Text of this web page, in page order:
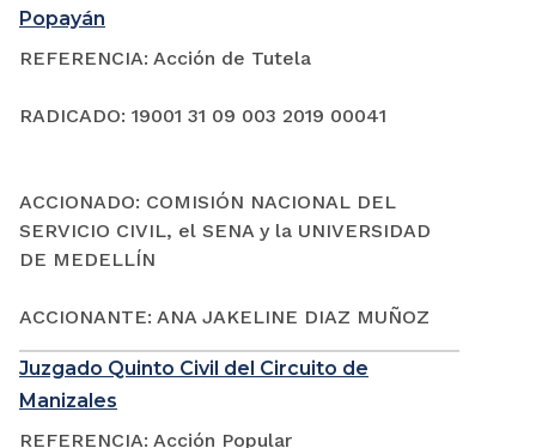
Popayán
REFERENCIA: Acción de Tutela
RADICADO: 19001 31 09 003 2019 00041
ACCIONADO: COMISIÓN NACIONAL DEL
SERVICIO CIVIL, el SENA y la UNIVERSIDAD
DE MEDELLÍN
ACCIONANTE: ANA JAKELINE DIAZ MUÑOZ
Juzgado Quinto Civil del Circuito de
Manizales
REFERENCIA: Acción Popular